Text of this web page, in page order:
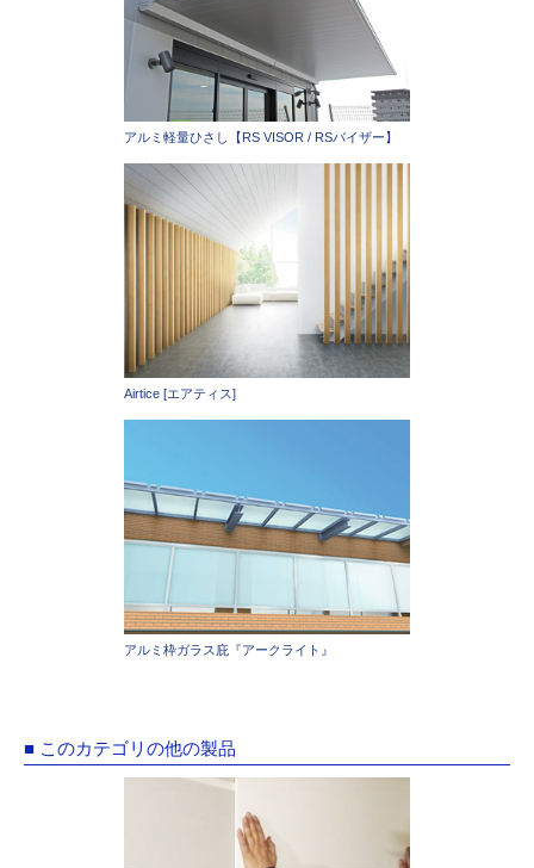
アルミ軽量ひさし【RS VISOR / RSバイザー】
Airtice [エアティス]
アルミ枠ガラス庇『アークライト』
■ このカテゴリの他の製品